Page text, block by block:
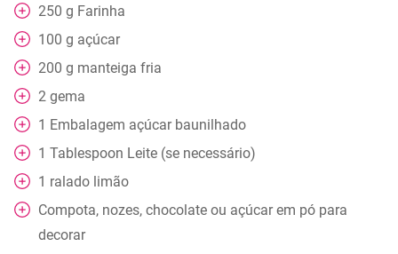
250 g Farinha
100 g açúcar
200 g manteiga fria
2 gema
1 Embalagem açúcar baunilhado
1 Tablespoon Leite (se necessário)
1 ralado limão
Compota, nozes, chocolate ou açúcar em pó para
decorar